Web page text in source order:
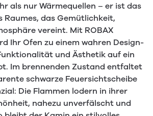
als nur Wärmequellen – er ist das
Raumes, das Gemütlichkeit,
vereint. Mit ROBAX
Ihr Ofen zu einem wahren Design-
und Ästhetik auf ein
Im brennenden Zustand entfaltet
schwarze Feuersichtscheibe
Die Flammen lodern in ihrer
nahezu unverfälscht und